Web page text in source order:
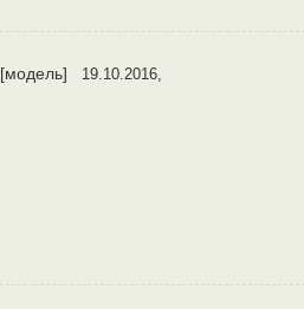
[модель]
19.10.2016,